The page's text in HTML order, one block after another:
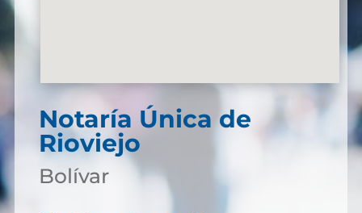
Notaría Única de
Rioviejo
Bolívar